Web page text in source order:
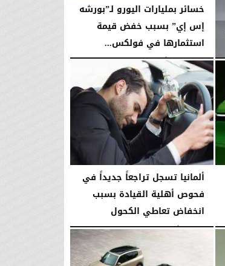
خسائر بمليارات اليورو لـ”بورشه
إس إي” بسبب خفض قيمة
استثمارها في فولكس...
اليومالسبت، 8 أغسطس 2026 03:09 مـ
ألمانيا تسجل تراجعاً جديداً في
فحوص أهلية القيادة بسبب
انخفاض تعاطي الكحول
الخميس، 6 أغسطس 2026 03:15 مـ